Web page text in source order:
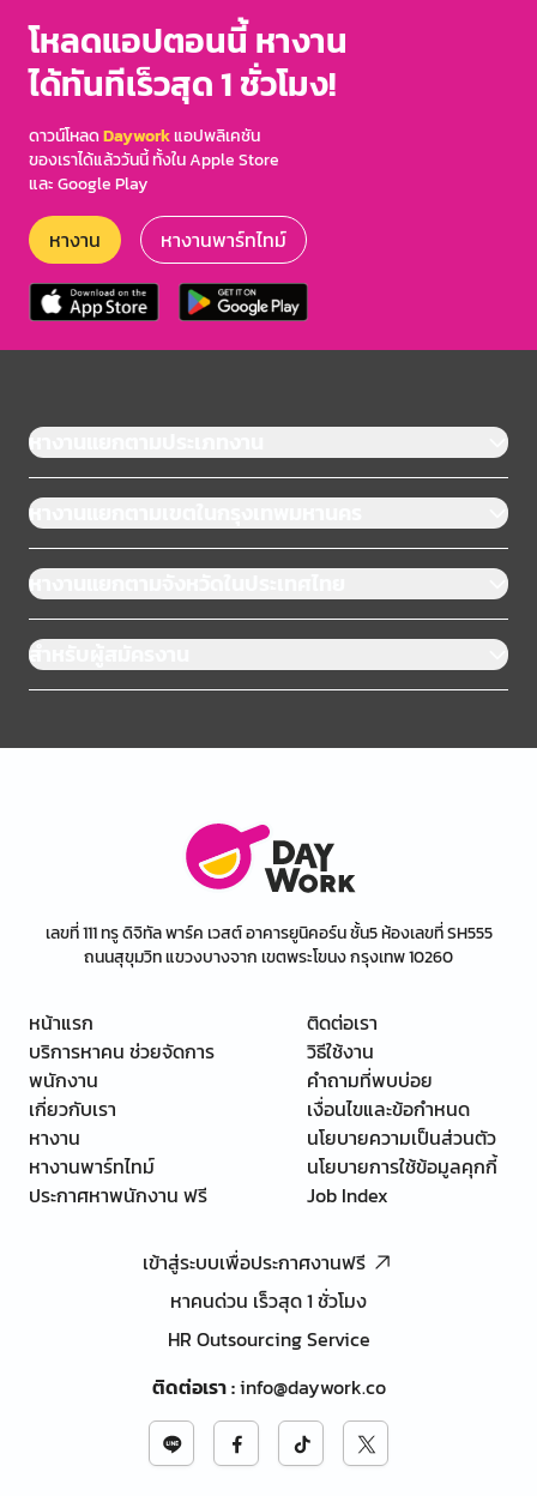
โหลดแอปตอนนี้ หางาน
ได้ทันทีเร็วสุด 1 ชั่วโมง!
ดาวน์โหลดDayworkแอปพลิเคชัน
ของเราได้แล้ววันนี้ ทั้งใน Apple Store
และ Google Play
หางาน หางานพาร์ทไทม์
หางานแยกตามประเภทงาน
หางานแยกตามเขตในกรุงเทพมหานคร
หางานแยกตามจังหวัดในประเทศไทย
สำหรับผู้สมัครงาน
เลขที่ 111 ทรู ดิจิทัล พาร์ค เวสต์ อาคารยูนิคอร์น ชั้น5 ห้องเลขที่ SH555
ถนนสุขุมวิท แขวงบางจาก เขตพระโขนง กรุงเทพ 10260
หน้าแรก
บริการหาคน ช่วยจัดการ
พนักงาน
เกี่ยวกับเรา
หางาน
หางานพาร์ทไทม์
ประกาศหาพนักงาน ฟรี
ติดต่อเรา
วิธีใช้งาน
คำถามที่พบบ่อย
เงื่อนไขและข้อกำหนด
นโยบายความเป็นส่วนตัว
นโยบายการใช้ข้อมูลคุกกี้
Job Index
เข้าสู่ระบบเพื่อประกาศงานฟรี
หาคนด่วน เร็วสุด 1 ชั่วโมง
HR Outsourcing Service
ติดต่อเรา:info@daywork.co